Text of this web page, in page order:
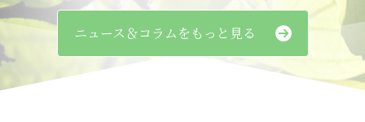
ニュース＆コラムをもっと見る